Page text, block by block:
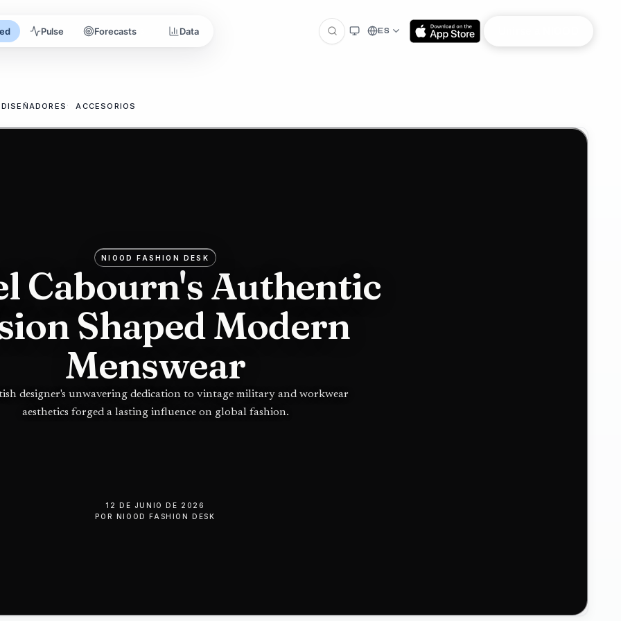
Pulse Forecasts Data ES
ACCESORIOS
NIOOD FASHION DESK
Cabourn's Authentic
Shaped Modern
Menswear
designer's unwavering dedication to vintage military and workwear
aesthetics forged a lasting influence on global fashion.
12 DE JUNIO DE 2026
POR
NIOOD FASHION DESK